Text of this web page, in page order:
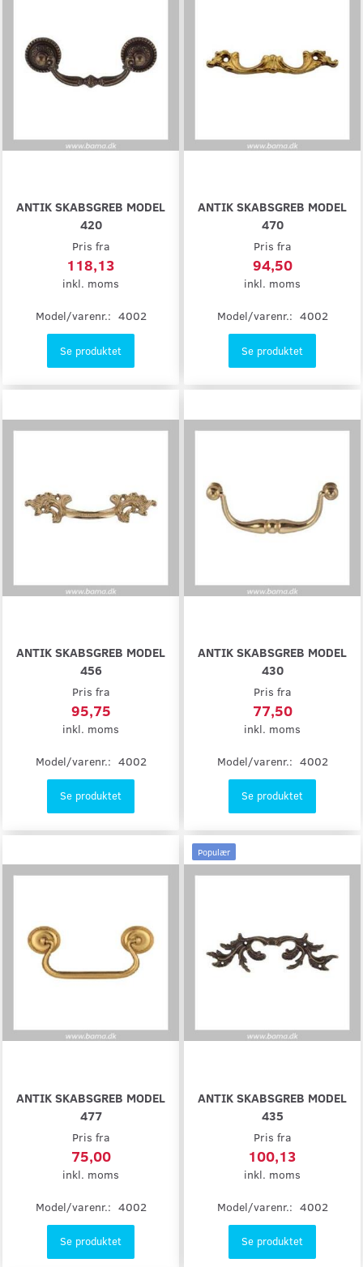
ANTIK SKABSGREB MODEL
420
Pris fra
118,13
inkl. moms
Model/varenr.: 4002
Se produktet
ANTIK SKABSGREB MODEL
470
Pris fra
94,50
inkl. moms
Model/varenr.: 4002
Se produktet
ANTIK SKABSGREB MODEL
456
Pris fra
95,75
inkl. moms
Model/varenr.: 4002
Se produktet
ANTIK SKABSGREB MODEL
430
Pris fra
77,50
inkl. moms
Model/varenr.: 4002
Se produktet
ANTIK SKABSGREB MODEL
477
Pris fra
75,00
inkl. moms
Model/varenr.: 4002
Se produktet
Populær
ANTIK SKABSGREB MODEL
435
Pris fra
100,13
inkl. moms
Model/varenr.: 4002
Se produktet